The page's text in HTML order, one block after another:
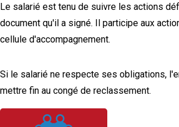
Le salarié est tenu de suivre les actions
document qu'il a signé. Il participe aux
cellule d'accompagnement.
Si le salarié ne respecte ses obligations,
mettre fin au congé de reclassement.